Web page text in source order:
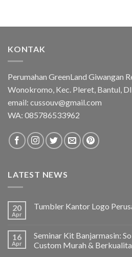
KONTAK
Perumahan GreenLand Giwangan
Wonokromo, Kec. Pleret, Bantul,
email: cussouv@gmail.com
WA: 085786533962
LATEST NEWS
20
Apr
Tumbler Kantor Logo
16
Apr
Seminar Kit Banjarmasin:
Custom Murah &